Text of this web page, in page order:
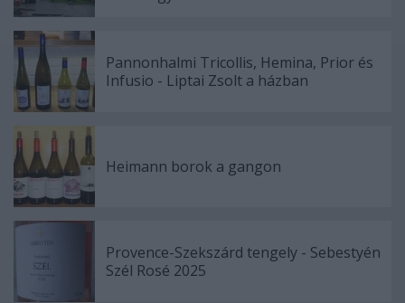
Pannonhalmi Tricollis, Hemina, Prior és
Infusio - Liptai Zsolt a házban
Heimann borok a gangon
Provence-Szekszárd tengely - Sebestyén
Szél Rosé 2025